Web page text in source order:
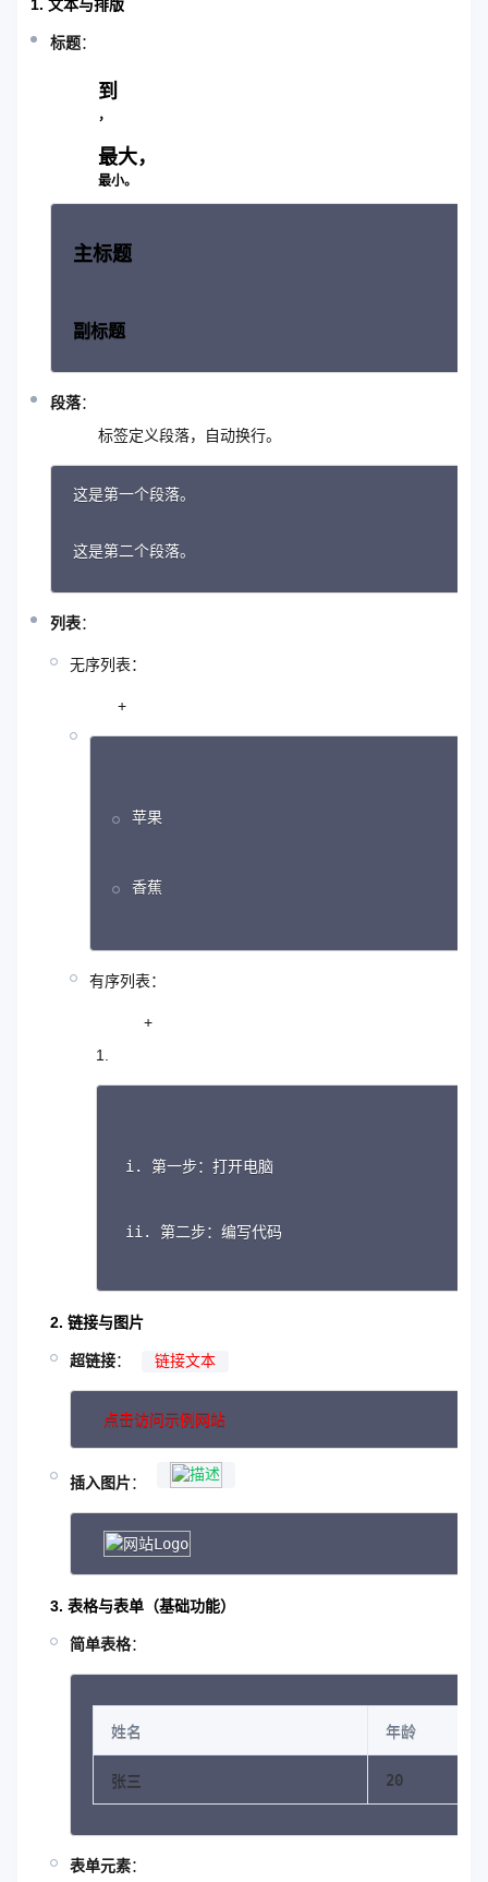
1. 文本与排版
标题：
到
，
最大，
最小。
主标题
副标题
段落：
标签定义段落，自动换行。
这是第一个段落。
这是第二个段落。
列表：
无序列表：
+
苹果
香蕉
有序列表：
+
第一步：打开电脑
第二步：编写代码
2. 链接与图片
超链接： 链接文本
点击访问示例网站
插入图片：
3. 表格与表单（基础功能）
简单表格：
姓名 年龄
张三 20
表单元素：